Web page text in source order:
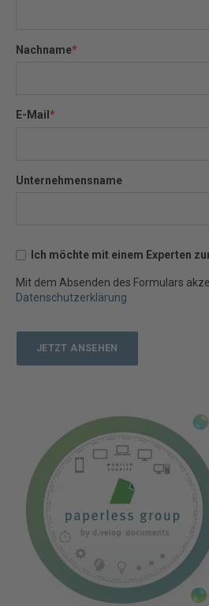
Nachname*
E-Mail *
Unternehmensname
Ich möchte mit einem Experten
Mit dem Absenden des Formulars
Datenschutzerklärung